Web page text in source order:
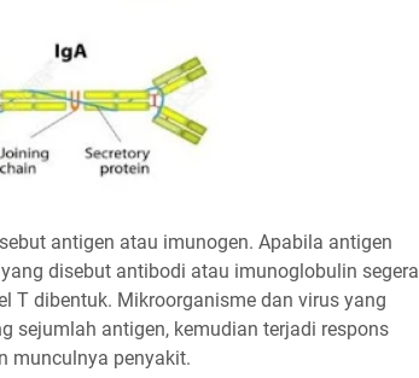
antigen atau imunogen. Apabila antigen
disebut antibodi atau imunoglobulin segera
T dibentuk. Mikroorganisme dan virus yang
sejumlah antigen, kemudian terjadi respons
munculnya penyakit.